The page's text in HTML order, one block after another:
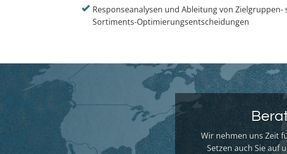
Responseanalysen und Ableitung von Zielgruppen-
Sortiments-Optimierungsentscheidungen
Wir nehmen uns Zeit
Setzen auch Sie auf